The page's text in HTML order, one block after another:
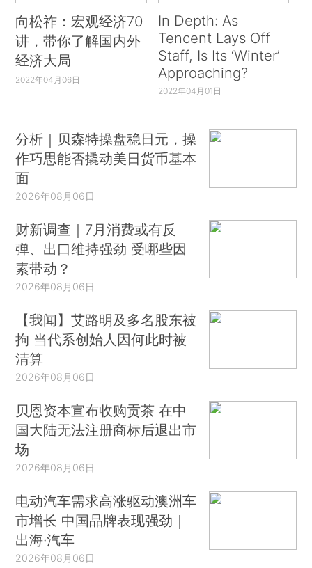
向松祚：宏观经济70
讲，带你了解国内外
经济大局
2022年04月06日
In Depth: As
Tencent Lays Off
Staff, Is Its ‘Winter’
Approaching?
2022年04月01日
分析｜贝森特操盘稳日元，操
作巧思能否撬动美日货币基本
面
2026年08月06日
财新调查｜7月消费或有反
弹、出口维持强劲 受哪些因
素带动？
2026年08月06日
【我闻】艾路明及多名股东被
拘 当代系创始人因何此时被
清算
2026年08月06日
贝恩资本宣布收购贡茶 在中
国大陆无法注册商标后退出市
场
2026年08月06日
电动汽车需求高涨驱动澳洲车
市增长 中国品牌表现强劲｜
出海·汽车
2026年08月06日